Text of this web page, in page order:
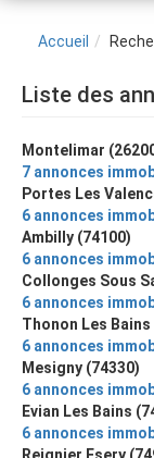
Accueil
Liste des
Montelimar
7 annonces
Portes Les
6 annonces
Ambilly (74100)
6 annonces
Collonges Sous
6 annonces
Thonon Les Bains
6 annonces
Mesigny (74330)
6 annonces
Evian Les Bains
6 annonces